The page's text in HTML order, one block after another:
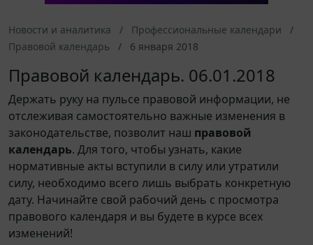
Новости и аналитика
Профессиональные календари
Правовой календарь
6 января 2018
Правовой календарь. 06.01.2018
Держать руку на пульсе правовой информации, не
отслеживая самостоятельно важные изменения в
законодательстве, позволит наш правовой
календарь. Для того, чтобы узнать, какие
нормативные акты вступили в силу или утратили
силу, необходимо всего лишь выбрать конкретную
дату. Начинайте свой рабочий день с просмотра
правового календаря и вы будете в курсе всех
изменений!